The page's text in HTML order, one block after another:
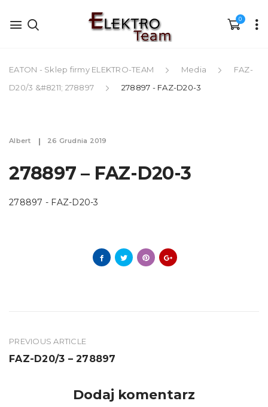
0
EATON - Sklep firmy ELEKTRO-TEAM Media
FAZ-
D20/3 &#8211; 278897
278897 - FAZ-D20-3
Albert 26 Grudnia 2019
278897 – FAZ-D20-3
278897 - FAZ-D20-3
Nawigacja
PREVIOUS ARTICLE
FAZ-D20/3 – 278897
Dodaj komentarz